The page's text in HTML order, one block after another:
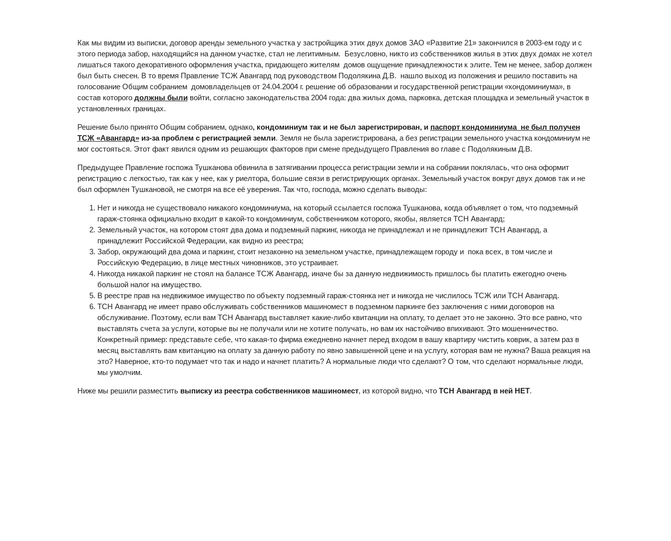
Как мы видим из выписки, договор аренды земельного участка у застройщика этих двух домов ЗАО «Развитие 21» закончился в 2003-ем году и с
этого периода забор, находящийся на данном участке, стал не легитимным. Безусловно, никто из собственников жилья в этих двух домах не хотел
лишаться такого декоративного оформления участка, придающего жителям домов ощущение принадлежности к элите. Тем не менее, забор должен
был быть снесен. В то время Правление ТСЖ Авангард под руководством Подолякина Д.В. нашло выход из положения и решило поставить на
голосование Общим собранием домовладельцев от 24.04.2004 г. решение об образовании и государственной регистрации «кондоминиума», в
состав которого должны быливойти, согласно законодательства 2004 года: два жилых дома, парковка, детская площадка и земельный участок в
установленных границах.
Решение было принято Общим собранием, однако, кондоминиум так и не был зарегистрирован, и паспорт кондоминиума не был получен
ТСЖ «Авангард»из-за проблем с регистрацией земли. Земля не была зарегистрирована, а без регистрации земельного участка кондоминиум не
мог состояться. Этот факт явился одним из решающих факторов при смене предыдущего Правления во главе с Подолякиным Д.В.
Предыдущее Правление госпожа Тушканова обвинила в затягивании процесса регистрации земли и на собрании поклялась, что она оформит
регистрацию с легкостью, так как у нее, как у риелтора, большие связи в регистрирующих органах. Земельный участок вокруг двух домов так и не
был оформлен Тушкановой, не смотря на все её уверения. Так что, господа, можно сделать выводы:
Нет и никогда не существовало никакого кондоминиума, на который ссылается госпожа Тушканова, когда объявляет о том, что подземный
гараж-стоянка официально входит в какой-то кондоминиум, собственником которого, якобы, является ТСН Авангард;
Земельный участок, на котором стоят два дома и подземный паркинг, никогда не принадлежал и не принадлежит ТСН Авангард, а
принадлежит Российской Федерации, как видно из реестра;
Забор, окружающий два дома и паркинг, стоит незаконно на земельном участке, принадлежащем городу и пока всех, в том числе и
Российскую Федерацию, в лице местных чиновников, это устраивает.
Никогда никакой паркинг не стоял на балансе ТСЖ Авангард, иначе бы за данную недвижимость пришлось бы платить ежегодно очень
большой налог на имущество.
В реестре прав на недвижимое имущество по объекту подземный гараж-стоянка нет и никогда не числилось ТСЖ или ТСН Авангард.
ТСН Авангард не имеет право обслуживать собственников машиномест в подземном паркинге без заключения с ними договоров на
обслуживание. Поэтому, если вам ТСН Авангард выставляет какие-либо квитанции на оплату, то делает это не законно. Это все равно, что
выставлять счета за услуги, которые вы не получали или не хотите получать, но вам их настойчиво впихивают. Это мошенничество.
Конкретный пример: представьте себе, что какая-то фирма ежедневно начнет перед входом в вашу квартиру чистить коврик, а затем раз в
месяц выставлять вам квитанцию на оплату за данную работу по явно завышенной цене и на услугу, которая вам не нужна? Ваша реакция на
это? Наверное, кто-то подумает что так и надо и начнет платить? А нормальные люди что сделают? О том, что сделают нормальные люди,
мы умолчим.
Ниже мы решили разместить выписку из реестра собственников машиномест, из которой видно, что ТСН Авангард в ней НЕТ.